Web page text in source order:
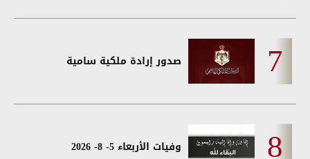
صدور إرادة ملكية سامية
وفيات الأربعاء 5- 8- 2026